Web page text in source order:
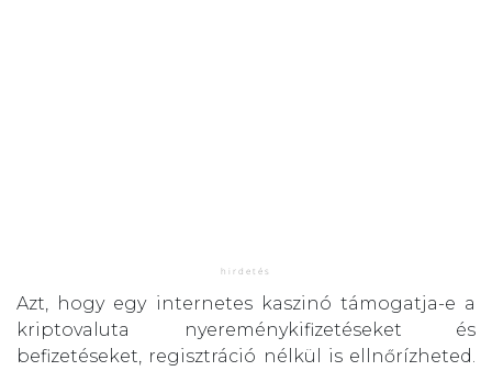
Azt, hogy egy internetes kaszinó támogatja-e a
kriptovaluta nyereménykifizetéseket és
befizetéseket, regisztráció nélkül is ellnőrízheted.